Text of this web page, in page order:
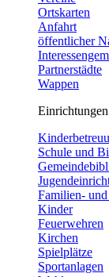
Ortskarten
Anfahrt
öffentlicher
Partnerstädte
Wappen
Einrichtungen
Schule und
Familien-
Kinder
Feuerwehren
Kirchen
Spielplätze
Sportanlagen